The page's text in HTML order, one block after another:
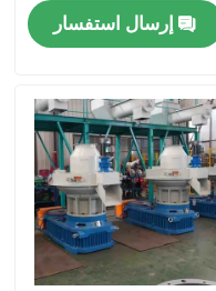
إرسال استفسار